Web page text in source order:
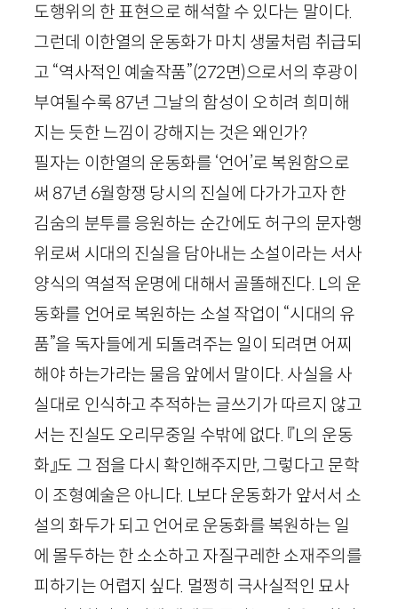
도행위의 한 표현으로 해석할 수 있다는 말이다.
그런데 이한열의 운동화가 마치 생물처럼 취급되
고 “역사적인 예술작품”(272면)으로서의 후광이
부여될수록 87년 그날의 함성이 오히려 희미해
지는 듯한 느낌이 강해지는 것은 왜인가?
필자는 이한열의 운동화를 ‘언어’로 복원함으로
써 87년 6월항쟁 당시의 진실에 다가가고자 한
김숨의 분투를 응원하는 순간에도 허구의 문자행
위로써 시대의 진실을 담아내는 소설이라는 서사
양식의 역설적 운명에 대해서 골똘해진다. L의 운
동화를 언어로 복원하는 소설 작업이 “시대의 유
품”을 독자들에게 되돌려주는 일이 되려면 어찌
해야 하는가라는 물음 앞에서 말이다. 사실을 사
실대로 인식하고 추적하는 글쓰기가 따르지 않고
서는 진실도 오리무중일 수밖에 없다. 『L의 운동
화』도 그 점을 다시 확인해주지만, 그렇다고 문학
이 조형예술은 아니다. L보다 운동화가 앞서서 소
설의 화두가 되고 언어로 운동화를 복원하는 일
에 몰두하는 한 소소하고 자질구레한 소재주의를
피하기는 어렵지 싶다. 멀쩡히 극사실적인 묘사